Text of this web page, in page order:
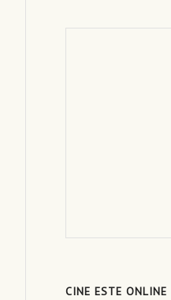
CINE ESTE ONLINE